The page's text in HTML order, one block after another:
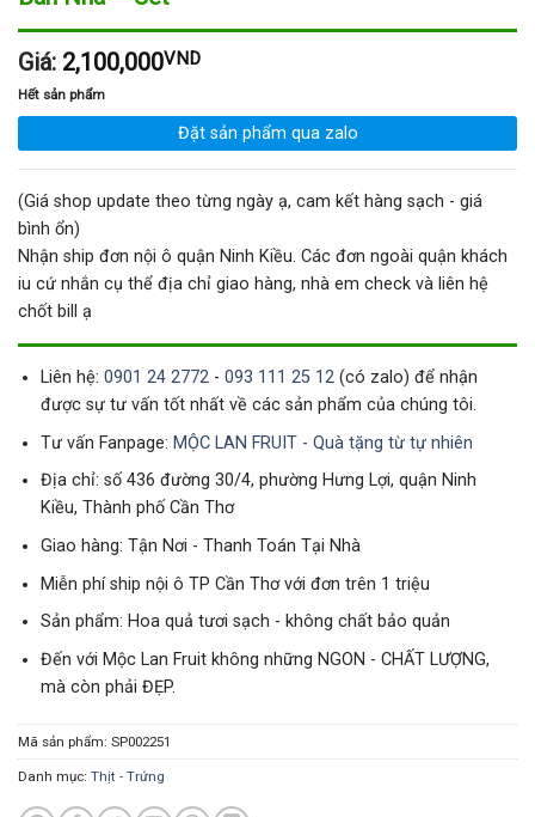
Giá: 2,100,000VND
Hết sản phẩm
Đặt sản phẩm qua zalo
(Giá shop update theo từng ngày ạ, cam kết hàng sạch - giá
bình ổn)
Nhận ship đơn nội ô quận Ninh Kiều. Các đơn ngoài quận khách
iu cứ nhắn cụ thể địa chỉ giao hàng, nhà em check và liên hệ
chốt bill ạ
Liên hệ: 0901 24 2772- 093 111 25 12(có zalo) để nhận
được sự tư vấn tốt nhất về các sản phẩm của chúng tôi.
Tư vấn Fanpage: MỘC LAN FRUIT - Quà tặng từ tự nhiên
Địa chỉ: số 436 đường 30/4, phường Hưng Lợi, quận Ninh
Kiều, Thành phố Cần Thơ
Giao hàng: Tận Nơi - Thanh Toán Tại Nhà
Miễn phí ship nội ô TP Cần Thơ với đơn trên 1 triệu
Sản phẩm: Hoa quả tươi sạch - không chất bảo quản
Đến với Mộc Lan Fruit không những NGON - CHẤT LƯỢNG,
mà còn phải ĐẸP.
Mã sản phẩm: SP002251
Danh mục: Thịt - Trứng